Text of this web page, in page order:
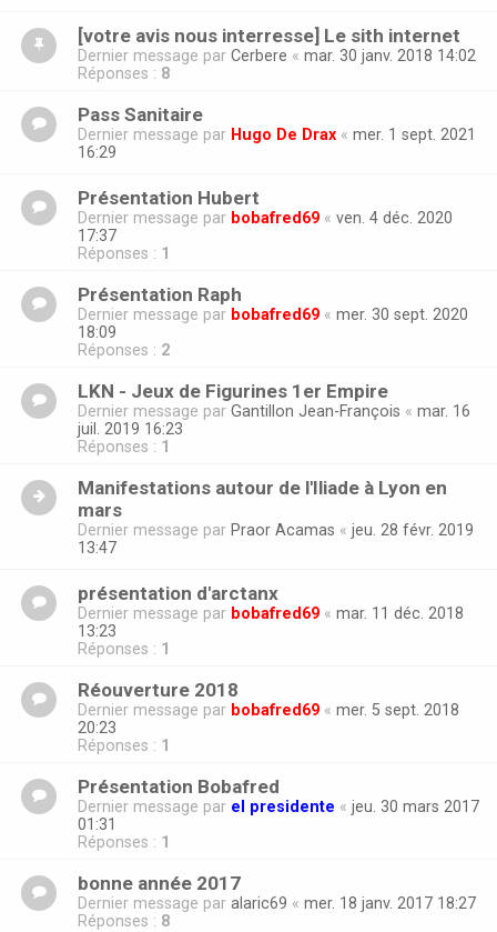
[votre avis nous interresse] Le sith internet
Dernier message par Cerbere « mar. 30 janv. 2018 14:02
Réponses : 8
Pass Sanitaire
Dernier message par Hugo De Drax « mer. 1 sept. 2021
16:29
Présentation Hubert
Dernier message par bobafred69 « ven. 4 déc. 2020
17:37
Réponses : 1
Présentation Raph
Dernier message par bobafred69 « mer. 30 sept. 2020
18:09
Réponses : 2
LKN - Jeux de Figurines 1er Empire
Dernier message par Gantillon Jean-François « mar. 16
juil. 2019 16:23
Réponses : 1
Manifestations autour de l'Iliade à Lyon en
mars
Dernier message par Praor Acamas « jeu. 28 févr. 2019
13:47
présentation d'arctanx
Dernier message par bobafred69 « mar. 11 déc. 2018
13:23
Réponses : 1
Réouverture 2018
Dernier message par bobafred69 « mer. 5 sept. 2018
20:23
Réponses : 1
Présentation Bobafred
Dernier message par el presidente « jeu. 30 mars 2017
01:31
Réponses : 1
bonne année 2017
Dernier message par alaric69 « mer. 18 janv. 2017 18:27
Réponses : 8